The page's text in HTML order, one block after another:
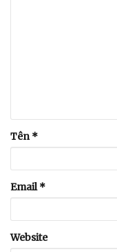
Tên*
Email*
Website